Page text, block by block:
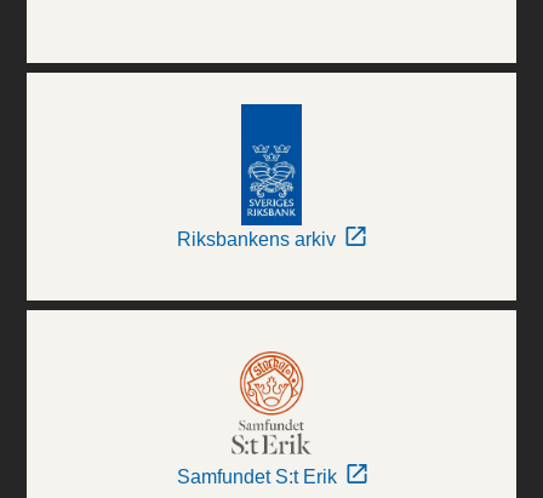
Riksbankens arkiv
Samfundet S:t Erik